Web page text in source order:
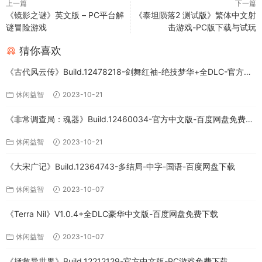
上一篇
《镜影之谜》英文版 – PC平台解
谜冒险游戏
下一篇
《泰坦陨落2 测试版》繁体中文射
击游戏-PC版下载与试玩
猜你喜欢
《古代风云传》Build.12478218-剑舞红袖-绝技梦华+全DLC-官方中
休闲益智 2023-10-21
《非常调查局：魂器》Build.12460034-官方中文版-百度网盘免费下
休闲益智 2023-10-21
《大宋广记》Build.12364743-多结局-中字-国语-百度网盘下载
休闲益智 2023-10-07
《Terra Nil》V1.0.4+全DLC豪华中文版-百度网盘免费下载
休闲益智 2023-10-07